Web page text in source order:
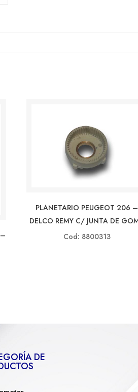
PLANETARIO PEUGEOT 206 –
DELCO REMY C/ JUNTA DE
Cod: 8800313
DE